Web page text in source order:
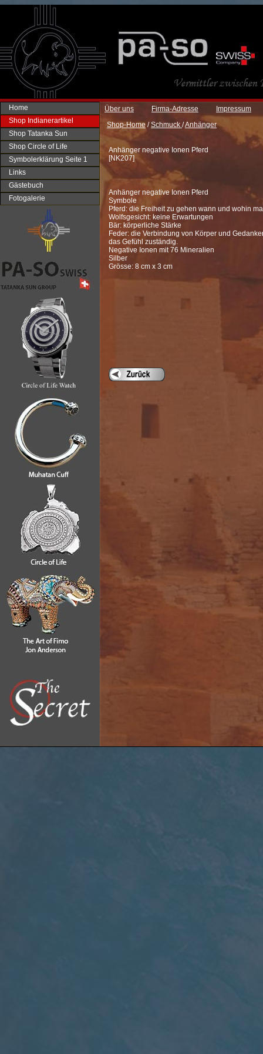
Home
Shop Indianerartikel
Shop Tatanka Sun
Shop Circle of Life
Symbolerklärung Seite 1
Links
Gästebuch
Fotogalerie
Über uns Firma-Adresse
Impressum
Shop-Home /Schmuck /Anhänger
Anhänger negative Ionen Pferd
[NK207]
Anhänger negative Ionen Pferd
Symbole
Pferd: die Freiheit zu gehen wann und wohin
Wolfsgesicht: keine Erwartungen
Bär: körperliche Stärke
Feder: die Verbindung von Körper und
das Gefühl zuständig.
Negative Ionen mit 76 Mineralien
Silber
Grösse: 8 cm x 3 cm